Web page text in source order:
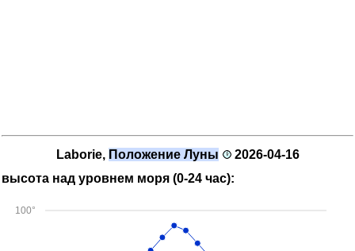
Laborie, Положение Луны
2026-04-16
высота над уровнем моря (0-24 час):
100°